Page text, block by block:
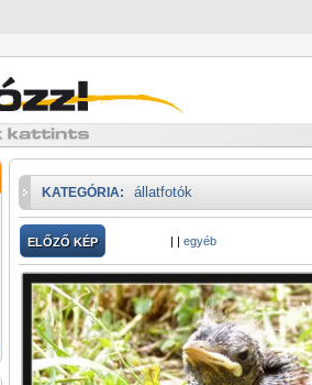
KATEGÓRIA: állatfotók
ELŐZŐ KÉP | | egyéb